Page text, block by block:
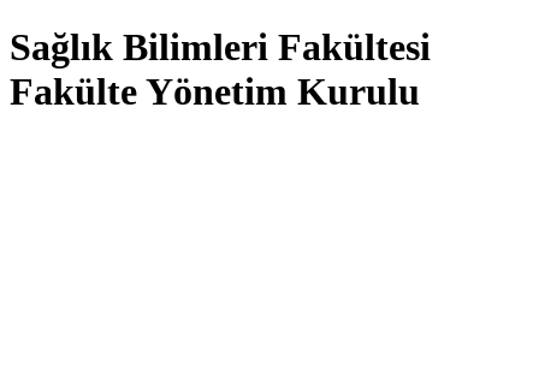
Sağlık Bilimleri Fakültesi
Fakülte Yönetim Kurulu